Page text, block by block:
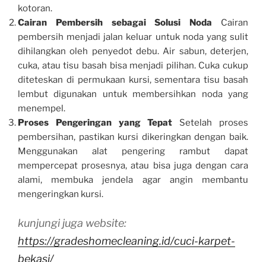
kotoran.
Cairan Pembersih sebagai Solusi Noda Cairan
pembersih menjadi jalan keluar untuk noda yang sulit
dihilangkan oleh penyedot debu. Air sabun, deterjen,
cuka, atau tisu basah bisa menjadi pilihan. Cuka cukup
diteteskan di permukaan kursi, sementara tisu basah
lembut digunakan untuk membersihkan noda yang
menempel.
Proses Pengeringan yang Tepat Setelah proses
pembersihan, pastikan kursi dikeringkan dengan baik.
Menggunakan alat pengering rambut dapat
mempercepat prosesnya, atau bisa juga dengan cara
alami, membuka jendela agar angin membantu
mengeringkan kursi.
kunjungi juga website:
https://gradeshomecleaning.id/cuci-karpet-
bekasi/